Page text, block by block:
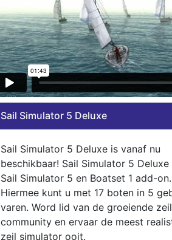
Sail Simulator 5 Deluxe
Sail Simulator 5 Deluxe is vanaf nu
beschikbaar! Sail Simulator 5
Sail Simulator 5 en Boatset 1 add-on.
Hiermee kunt u met 17 boten in 5
varen. Word lid van de groeiende zeil
community en ervaar de meest
zeil simulator ooit.